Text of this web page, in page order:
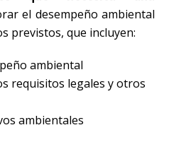
el desempeño ambiental
previstos, que incluyen:
ambiental
requisitos legales y otros
ambientales